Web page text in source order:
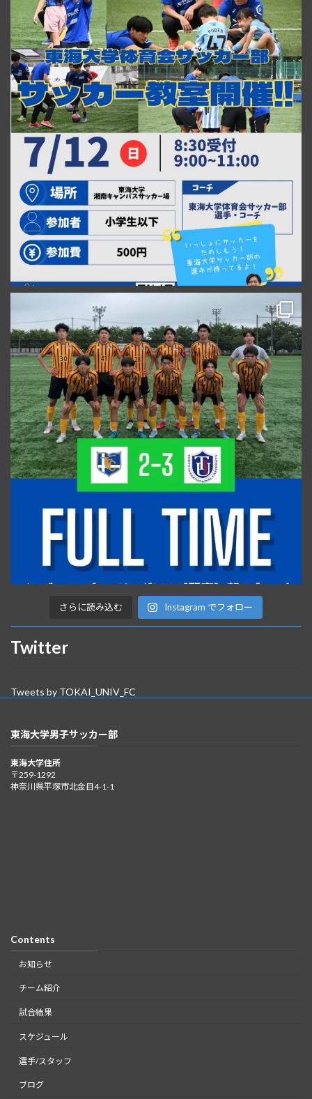
さらに読み込む Instagram でフォロー
Twitter
Tweets by TOKAI_UNIV_FC
東海大学男子サッカー部
東海大学住所
〒259-1292
神奈川県平塚市北金目4-1-1
Contents
お知らせ
チーム紹介
試合結果
スケジュール
選手/スタッフ
ブログ